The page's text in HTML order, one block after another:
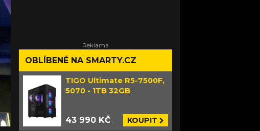
OBLÍBENÉ NA SMARTY.CZ
TIGO Ultimate R5-7500F,
5070 - 1TB 32GB
43 990 KČ KOUPIT